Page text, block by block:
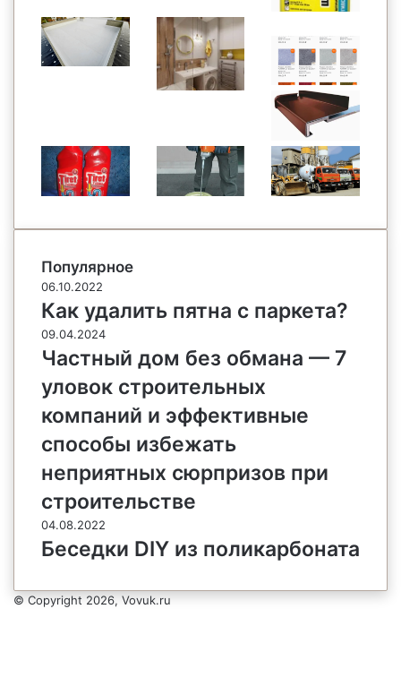
Популярное
06.10.2022
Как удалить пятна с паркета?
09.04.2024
Частный дом без обмана — 7
уловок строительных
компаний и эффективные
способы избежать
неприятных сюрпризов при
строительстве
04.08.2022
Беседки DIY из поликарбоната
© Copyright 2026, Vovuk.ru